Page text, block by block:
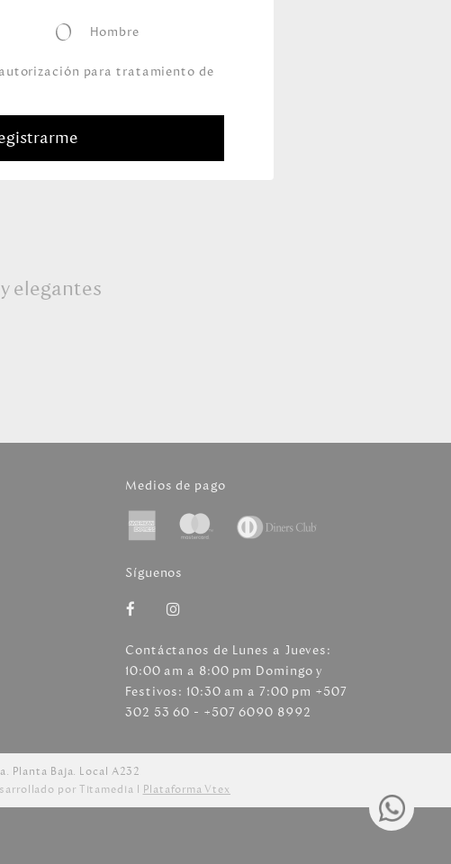
elegantes
Medios de pago
Síguenos
Contáctanos de Lunes a Jueves:
10:00 am a 8:00 pm Domingo y
Festivos: 10:30 am a 7:00 pm +507
302 53 60 - +507 6090 8992
Planta Baja. Local A232
por Titamedia l Plataforma Vtex
Hombre
para tratamiento de